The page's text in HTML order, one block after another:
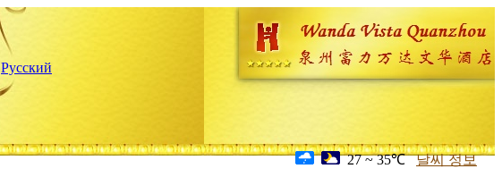
Русский
27 ~ 35℃ 날씨 정보